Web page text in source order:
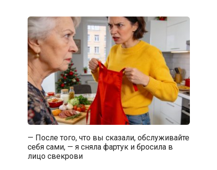
— После того, что вы сказали, обслуживайте
себя сами, — я сняла фартук и бросила в
лицо свекрови